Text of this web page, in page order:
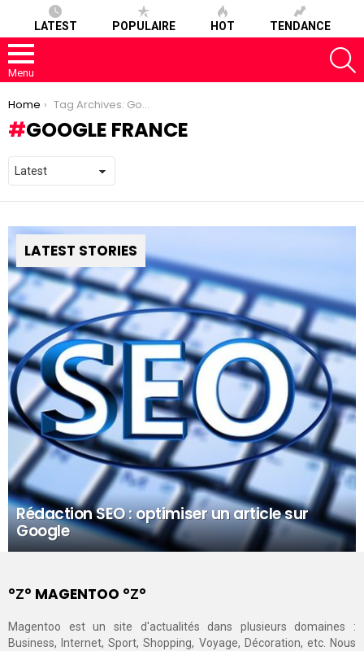
LATEST POPULAIRE HOT TENDANCE
Menu
You are here:
Home Tag Archives: Google France
GOOGLE FRANCE
LATEST STORIES
Rédaction SEO : optimiser un article sur
Google
°Ζ° MAGENTOO °Ζ°
Magentoo est un site d'actualités dans plusieurs domaines :
Business, Internet, Sport, Shopping, Voyage, Décoration, etc. Nous